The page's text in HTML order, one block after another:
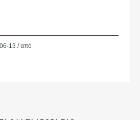
13 / από